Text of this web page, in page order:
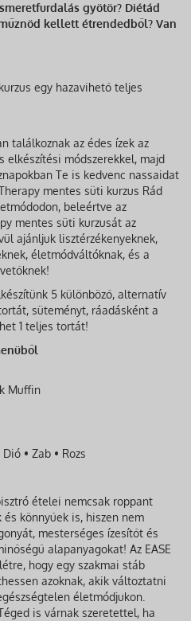
gyötör? Diétád
kellett étrendedből? Van
egy hazavihető teljes
találkoznak az édes ízek az
elkészítési módszerekkel, majd
Te is kedvenc nassaidat
mentes süti kurzus Rád
beleértve az
mentes süti kurzusát az
ajánljuk lisztérzékenyeknek,
életmódváltóknak, és a
5 különböző, alternatív
süteményt, ráadásként a
1 teljes tortát!
Muffin
• Zab • Rozs
ételei nemcsak roppant
könnyűek is, hiszen nem
mesterséges ízesítőt és
alapanyagokat! Az EASE
hogy egy szakmai stáb
azoknak, akik változtatni
életmódjukon.
is várnak szeretettel, ha